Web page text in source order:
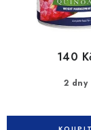
2 dny
140